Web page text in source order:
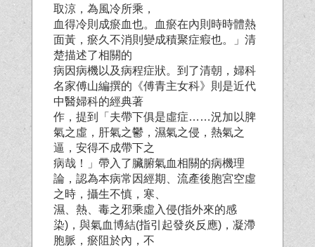
取涼，為風冷所乘，
血得冷則成瘀血也。血瘀在內則時時體熱
面黃，瘀久不消則變成積聚症瘕也。」清
楚描述了相關的
病因病機以及病程症狀。到了清朝，婦科
名家傅山編撰的《傅青主女科》則是近代
中醫婦科的經典著
作，提到「夫帶下俱是虛症……況加以脾
氣之虛，肝氣之鬱，濕氣之侵，熱氣之
逼，安得不成帶下之
病哉！」帶入了臟腑氣血相關的病機理
論，認為本病常因經期、流產後胞宮空虛
之時，攝生不慎，寒、
濕、熱、毒之邪乘虛入侵(指外來的感
染)，與氣血博結(指引起發炎反應)，凝滯
胞脈，瘀阻於內，不